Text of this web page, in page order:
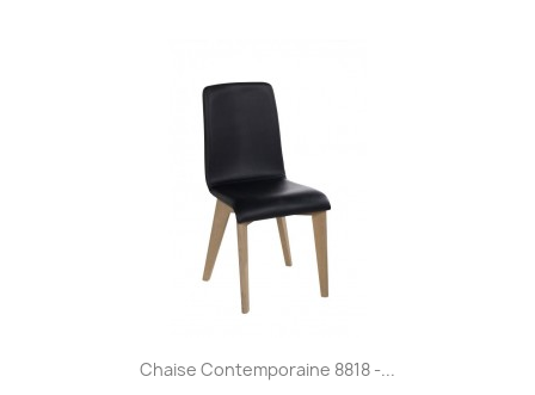
Chaise Contemporaine 8818 -...